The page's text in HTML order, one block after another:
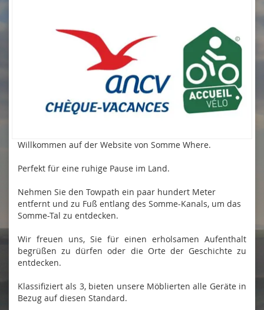
Willkommen auf der Website von Somme Where.
Perfekt für eine ruhige Pause im Land.
Nehmen Sie den Towpath ein paar hundert Meter
entfernt und zu Fuß entlang des Somme-Kanals, um das
Somme-Tal zu entdecken.
Wir freuen uns, Sie für einen erholsamen Aufenthalt
begrüßen zu dürfen oder die Orte der Geschichte zu
entdecken.
Klassifiziert als 3, bieten unsere Möblierten alle Geräte in
Bezug auf diesen Standard.